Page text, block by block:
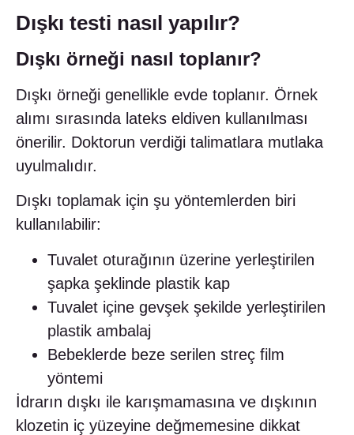
Dışkı testi nasıl yapılır?
Dışkı örneği nasıl toplanır?
Dışkı örneği genellikle evde toplanır. Örnek
alımı sırasında lateks eldiven kullanılması
önerilir. Doktorun verdiği talimatlara mutlaka
uyulmalıdır.
Dışkı toplamak için şu yöntemlerden biri
kullanılabilir:
Tuvalet oturağının üzerine yerleştirilen
şapka şeklinde plastik kap
Tuvalet içine gevşek şekilde yerleştirilen
plastik ambalaj
Bebeklerde beze serilen streç film
yöntemi
İdrarın dışkı ile karışmamasına ve dışkının
klozetin iç yüzeyine değmemesine dikkat